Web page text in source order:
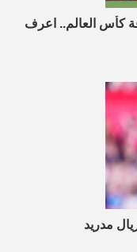
كأس العالم.. اعرف
مدريد